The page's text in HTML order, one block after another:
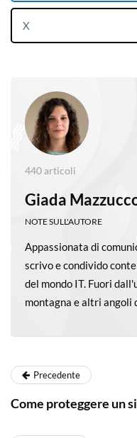
X
440 articoli
Giada
NOTE SULL'AUTORE
Appassionata di
scrivo e condivido
del mondo IT. Fuori
montagna e altri angoli
Precedente
Come proteggere un